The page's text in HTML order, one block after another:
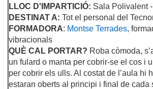
LLOC D'IMPARTICIÓ: Sala Polivalent
DESTINAT A: Tot el personal del
FORMADORA: Montse Terrades,
vibracionals
QUÈ CAL PORTAR? Roba còmoda,
un fulard o manta per cobrir-se el cos i
per cobrir els ulls. Al costat de l’aula hi
estaran oberts al principi i final de cada